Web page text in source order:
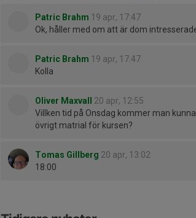
Patric Brahm 19 apr, 17:47
Ok, håller med om att är dom
Patric Brahm 19 apr, 17:47
Kolla
Oliver Maxvall
20 apr, 12:55
Villken tid på Onsdag kommer man
övrigt matrial för kursen?
Tomas Gillberg 20 apr, 13:02
18:00